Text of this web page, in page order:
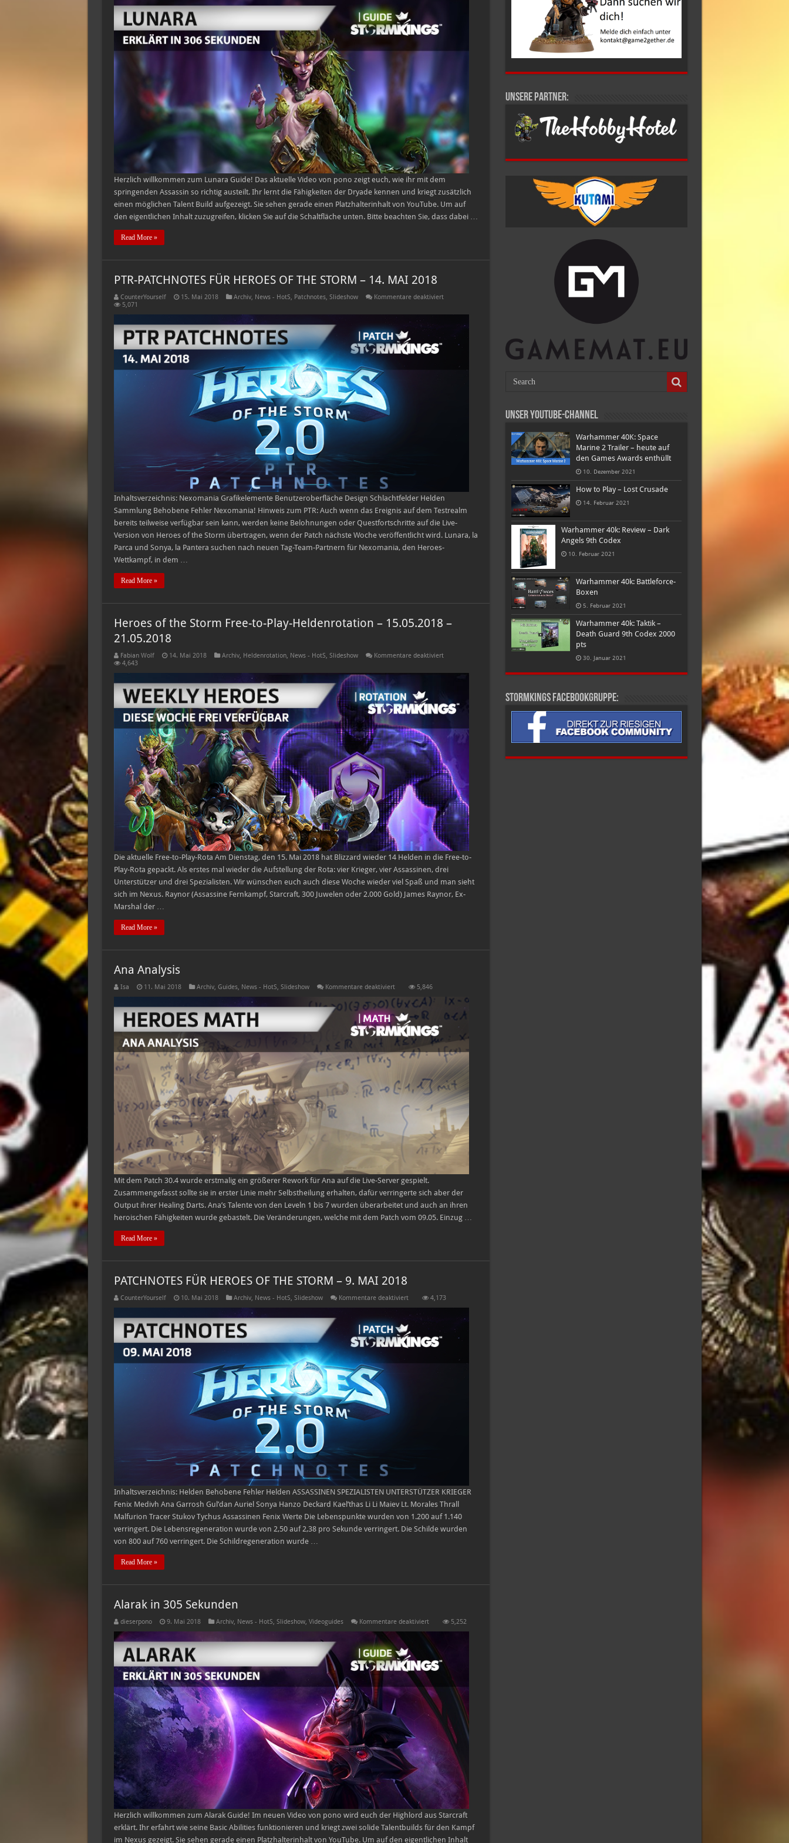
Herzlich willkommen zum Lunara Guide! Das aktuelle Video von pono zeigt euch, wie ihr mit dem
springenden Assassin so richtig austeilt. Ihr lernt die Fähigkeiten der Dryade kennen und kriegt zusätzlich
einen möglichen Talent Build aufgezeigt. Sie sehen gerade einen Platzhalterinhalt von YouTube. Um auf
den eigentlichen Inhalt zuzugreifen, klicken Sie auf die Schaltfläche unten. Bitte beachten Sie, dass dabei …
Read More »
PTR-PATCHNOTES FÜR HEROES OF THE STORM – 14. MAI 2018
CounterYourself 15. Mai 2018 Archiv, News - HotS, Patchnotes, Slideshow Kommentare deaktiviertfür
HEROES
5,071
Inhaltsverzeichnis: Nexomania Grafikelemente Benutzeroberfläche Design Schlachtfelder Helden
Sammlung Behobene Fehler Nexomania! Hinweis zum PTR: Auch wenn das Ereignis auf dem Testrealm
bereits teilweise verfügbar sein kann, werden keine Belohnungen oder Questfortschritte auf die Live-
Version von Heroes of the Storm übertragen, wenn der Patch nächste Woche veröffentlicht wird. Lunara, la
Parca und Sonya, la Pantera suchen nach neuen Tag-Team-Partnern für Nexomania, den Heroes-
Wettkampf, in dem …
Read More »
Heroes of the Storm Free-to-Play-Heldenrotation – 15.05.2018 –
21.05.2018
Fabian Wolf 14. Mai 2018 Archiv, Heldenrotation, News - HotS, Slideshow Kommentare deaktiviertfür
to-
Play-
Heldenrotation
15.05.2018
4,643
Die aktuelle Free-to-Play-Rota Am Dienstag, den 15. Mai 2018 hat Blizzard wieder 14 Helden in die Free-to-
Play-Rota gepackt. Als erstes mal wieder die Aufstellung der Rota: vier Krieger, vier Assassinen, drei
Unterstützer und drei Spezialisten. Wir wünschen euch auch diese Woche wieder viel Spaß und man sieht
sich im Nexus. Raynor (Assassine Fernkampf, Starcraft, 300 Juwelen oder 2.000 Gold) James Raynor, Ex-
Marshal der …
Read More »
Ana Analysis
Isa 11. Mai 2018 Archiv, Guides, News - HotS, Slideshow Kommentare deaktiviertfür
Analysis
5,846
Mit dem Patch 30.4 wurde erstmalig ein größerer Rework für Ana auf die Live-Server gespielt.
Zusammengefasst sollte sie in erster Linie mehr Selbstheilung erhalten, dafür verringerte sich aber der
Output ihrer Healing Darts. Ana’s Talente von den Leveln 1 bis 7 wurden überarbeitet und auch an ihren
heroischen Fähigkeiten wurde gebastelt. Die Veränderungen, welche mit dem Patch vom 09.05. Einzug …
Read More »
PATCHNOTES FÜR HEROES OF THE STORM – 9. MAI 2018
CounterYourself 10. Mai 2018 Archiv, News - HotS, Slideshow Kommentare deaktiviertfür
FÜR
OF
THE
STORM
4,173
Inhaltsverzeichnis: Helden Behobene Fehler Helden ASSASSINEN SPEZIALISTEN UNTERSTÜTZER KRIEGER
Fenix Medivh Ana Garrosh Gul’dan Auriel Sonya Hanzo Deckard Kael’thas Li Li Maiev Lt. Morales Thrall
Malfurion Tracer Stukov Tychus Assassinen Fenix Werte Die Lebenspunkte wurden von 1.200 auf 1.140
verringert. Die Lebensregeneration wurde von 2,50 auf 2,38 pro Sekunde verringert. Die Schilde wurden
von 800 auf 760 verringert. Die Schildregeneration wurde …
Read More »
Alarak in 305 Sekunden
dieserpono 9. Mai 2018 Archiv, News - HotS, Slideshow, Videoguides Kommentare deaktiviertfür
305
Sekunden
5,252
Herzlich willkommen zum Alarak Guide! Im neuen Video von pono wird euch der Highlord aus Starcraft
erklärt. Ihr erfahrt wie seine Basic Abilities funktionieren und kriegt zwei solide Talentbuilds für den Kampf
im Nexus gezeigt. Sie sehen gerade einen Platzhalterinhalt von YouTube. Um auf den eigentlichen Inhalt
Unsere Partner:
Unser Youtube-Channel
Warhammer 40K: Space
Marine 2 Trailer – heute auf
den Games Awards enthüllt
10. Dezember 2021
How to Play – Lost Crusade
14. Februar 2021
Warhammer 40k: Review – Dark
Angels 9th Codex
10. Februar 2021
Warhammer 40k: Battleforce-
Boxen
5. Februar 2021
Warhammer 40k: Taktik –
Death Guard 9th Codex 2000
pts
30. Januar 2021
Stormkings Facebookgruppe: